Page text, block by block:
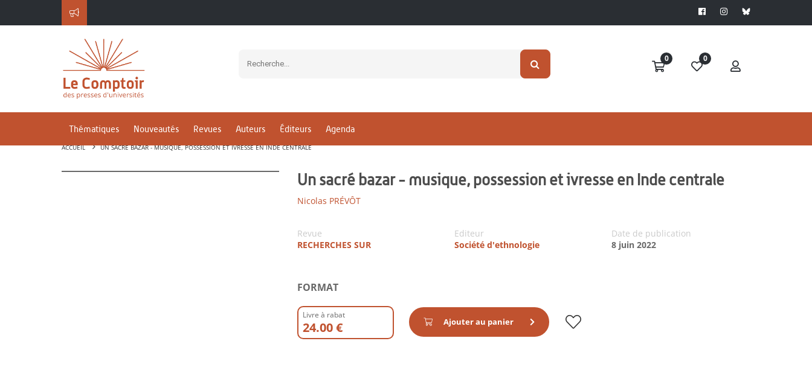
0 0
Thématiques Nouveautés Revues Auteurs Éditeurs Agenda
ACCUEIL UN SACRÉ BAZAR - MUSIQUE, POSSESSION ET IVRESSE EN INDE CENTRALE
Un sacré bazar - musique, possession et ivresse en Inde centrale
Nicolas PRÉVÔT
Revue
RECHERCHES SUR
Editeur
Société d'ethnologie
Date de publication
8 juin 2022
FORMAT
Livre à rabat
24.00 € Ajouter au panier